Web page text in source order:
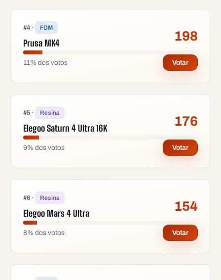
#4 · FDM
Prusa MK4 198
11% dos votos Votar
#5 · Resina
Elegoo Saturn 4 Ultra 16K 176
9% dos votos Votar
#6 · Resina
Elegoo Mars 4 Ultra 154
8% dos votos Votar